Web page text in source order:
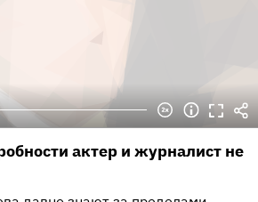
актер и журналист не